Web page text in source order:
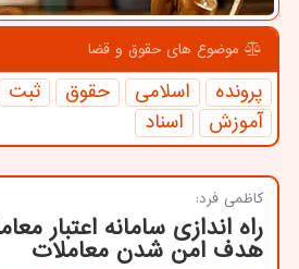
موضوع های حقوق و قضا
پرونده اسلامی حقوق ثبت
آموزش
اسناد
كاظمی فرد:
راه اندازی سامانه اعتبار
هدف امن شدن معاملات